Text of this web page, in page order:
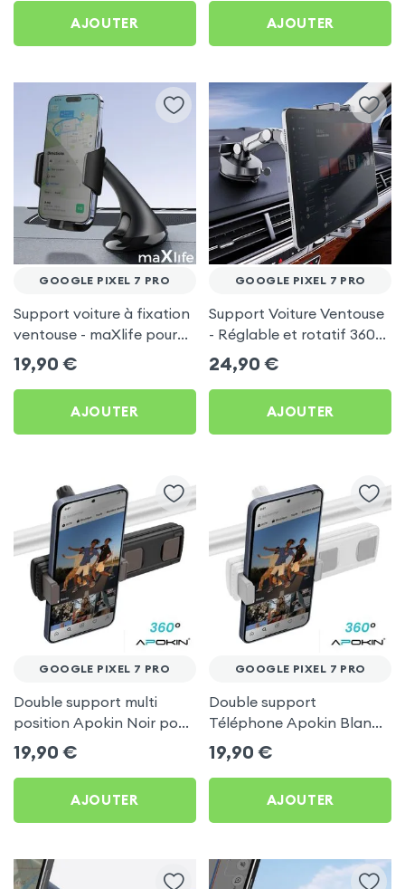
AJOUTER AJOUTER
GOOGLE PIXEL 7 PRO
Support voiture à fixation
ventouse - maXlife pour
Google Pixel 7 Pro
19,90 €
AJOUTER
GOOGLE PIXEL 7 PRO
Support Voiture Ventouse
- Réglable et rotatif 360°
pour Google Pixel 7 Pro
24,90 €
AJOUTER
GOOGLE PIXEL 7 PRO
Double support multi
position Apokin Noir pour
Google Pixel 7 Pro
19,90 €
AJOUTER
GOOGLE PIXEL 7 PRO
Double support
Téléphone Apokin Blanc
pour Tiktok, Insta,
Snapchat, Youtube, Vlog
et Twitch
19,90 €
AJOUTER